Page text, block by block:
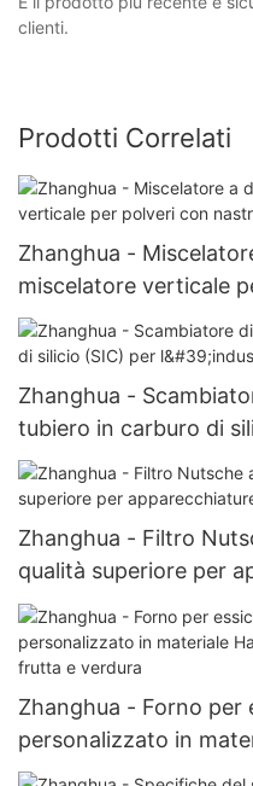
clienti.
Prodotti Correlati
Zhanghua -
miscelatore verticale
Zhanghua -
tubiero in carburo di
farmaceutica
Zhanghua - Filtro
qualità superiore per
Filtro Nutsche agitato
Zhanghua - Forno
personalizzato in
per vassoi di frutta e